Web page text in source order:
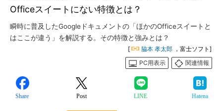
Officeスイートにない特徴とは？
瞬時に普及したGoogleドキュメントの「ほかのOfficeスイートと
はここが違う」を解説する。その特徴と強みとは？
[ 脇本 孝太郎 ，富士ソフト]
PC用表示
関連情報
Share Post LINE Hatena